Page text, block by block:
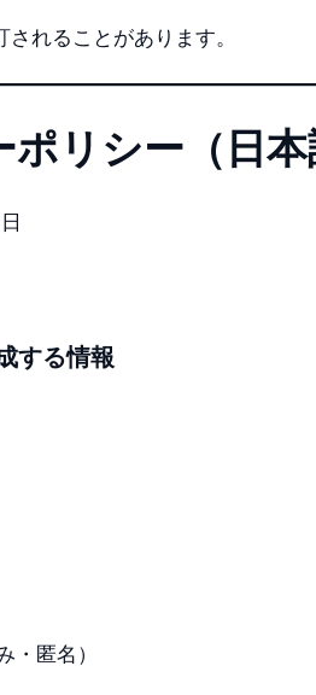
れることがあります。
ポリシー（日
する情報
・匿名）